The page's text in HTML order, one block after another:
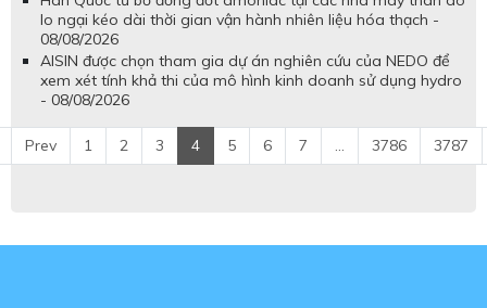
lo ngại kéo dài thời gian vận hành nhiên liệu hóa thạch -
08/08/2026
AISIN được chọn tham gia dự án nghiên cứu của NEDO để
xem xét tính khả thi của mô hình kinh doanh sử dụng hydro
- 08/08/2026
Prev 1 2 3 4 5 6 7 ... 3786 3787